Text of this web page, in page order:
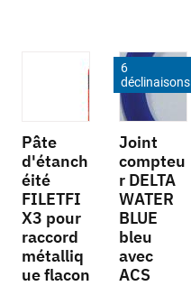
Pâte
d'étanch
éité
FILETFI
X3 pour
raccord
métalliq
ue flacon
6
déclinaisons
Joint
compteu
r DELTA
WATER
BLUE
bleu
avec
ACS